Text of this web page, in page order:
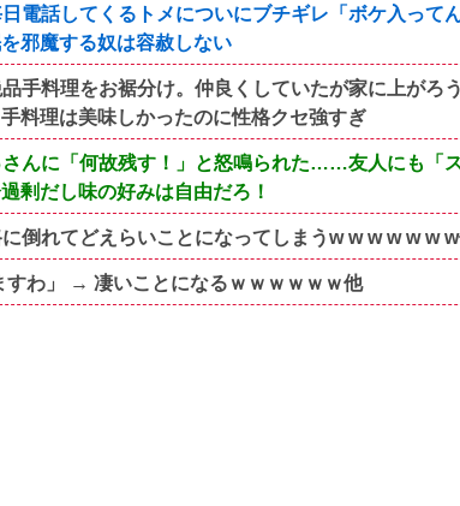
電話してくるトメについにブチギレ「ボケ入ってん
邪魔する奴は容赦しない
手料理をお裾分け。仲良くしていたが家に上がろ
料理は美味しかったのに性格クセ強すぎ
んに「何故残す！」と怒鳴られた……友人にも「
剰だし味の好みは自由だろ！
倒れてどえらいことになってしまうw w w w w w
すわ」 → 凄いことになるｗｗｗｗｗｗ他